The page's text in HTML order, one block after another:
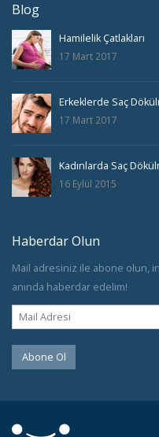
Blog
Hamilelik Çatlakları
17 Mart 2017
Erkeklerde Saç
17 Mart 2017
Kadınlarda Saç
16 Eylül 2015
Haberdar Olun
Mail adresiniz ile abone olun,
anında haberdar edelim!